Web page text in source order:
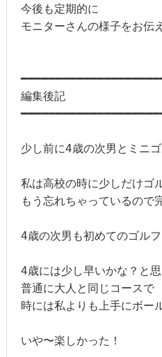
今後も定期的に
モニターさんの様子をお伝
編集後記
少し前に4歳の次男とミニ
私は高校の時に少しだけゴ
もう忘れちゃっているので
4歳の次男も初めてのゴルフ
4歳には少し早いかな？と思
普通に大人と同じコースで
時には私よりも上手にボー
いや〜楽しかった！